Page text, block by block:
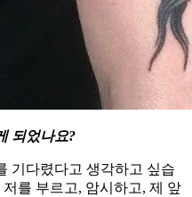
되었나요?
기다렸다고 생각하고 싶습
를 부르고, 암시하고, 제 앞